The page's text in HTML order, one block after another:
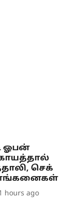
ஓபன்
செக்
hours ago